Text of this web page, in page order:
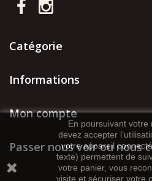
En poursuivant votre
devez accepter
votre appareil
texte) permettent de
votre panier, vous
visite et sécuriser votre
Catégorie
Informations
Mon compte
Passer nous voir ou nous